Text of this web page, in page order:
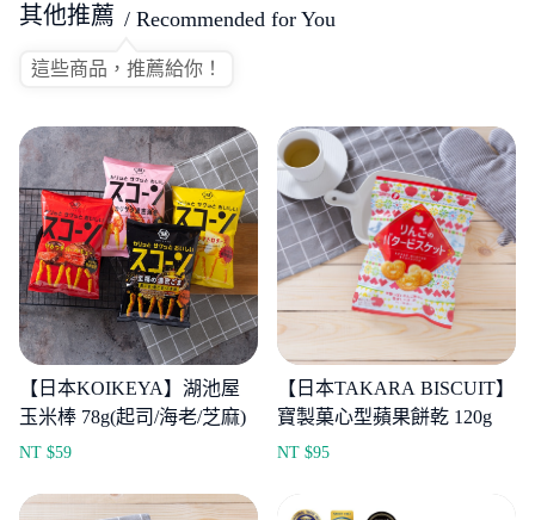
其他推薦 / Recommended for You
這些商品，推薦給你！
【日本KOIKEYA】湖池屋
玉米棒 78g(起司/海老/芝麻)
NT $59
【日本TAKARA BISCUIT】
寶製菓心型蘋果餅乾 120g
NT $95